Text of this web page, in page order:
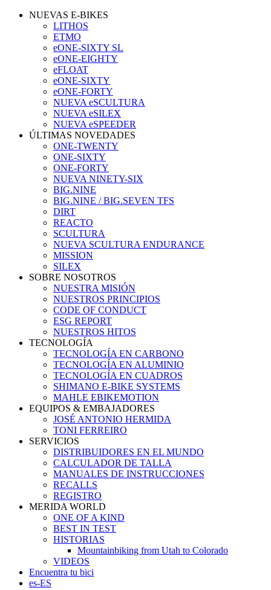
NUEVAS E-BIKES
LITHOS
ETMO
eONE-SIXTY SL
eONE-EIGHTY
eFLOAT
eONE-SIXTY
eONE-FORTY
NUEVA eSCULTURA
NUEVA eSILEX
NUEVA eSPEEDER
ÚLTIMAS NOVEDADES
ONE-TWENTY
ONE-SIXTY
ONE-FORTY
NUEVA NINETY-SIX
BIG.NINE
BIG.NINE / BIG.SEVEN TFS
DIRT
REACTO
SCULTURA
NUEVA SCULTURA ENDURANCE
MISSION
SILEX
SOBRE NOSOTROS
NUESTRA MISIÓN
NUESTROS PRINCIPIOS
CODE OF CONDUCT
ESG REPORT
NUESTROS HITOS
TECNOLOGÍA
TECNOLOGÍA EN CARBONO
TECNOLOGÍA EN ALUMINIO
TECNOLOGÍA EN CUADROS
SHIMANO E-BIKE SYSTEMS
MAHLE EBIKEMOTION
EQUIPOS & EMBAJADORES
JOSÉ ANTONIO HERMIDA
TONI FERREIRO
SERVICIOS
DISTRIBUIDORES EN EL MUNDO
CALCULADOR DE TALLA
MANUALES DE INSTRUCCIONES
RECALLS
REGISTRO
MERIDA WORLD
ONE OF A KIND
BEST IN TEST
HISTORIAS
Mountainbiking from Utah to Colorado
VIDEOS
Encuentra tu bici
es-ES